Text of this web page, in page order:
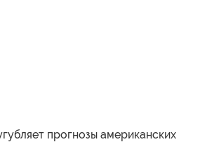
прогнозы американских